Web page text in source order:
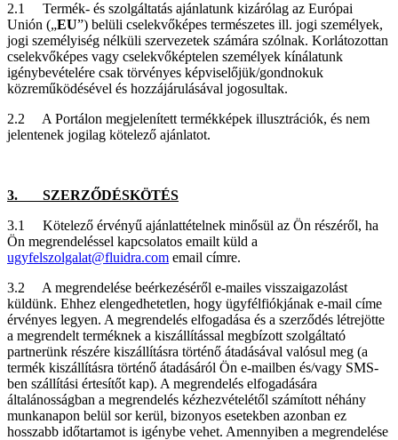
2.1 Termék- és szolgáltatás ajánlatunk kizárólag az Európai
Unión („EU”) belüli cselekvőképes természetes ill. jogi személyek,
jogi személyiség nélküli szervezetek számára szólnak. Korlátozottan
cselekvőképes vagy cselekvőképtelen személyek kínálatunk
igénybevételére csak törvényes képviselőjük/gondnokuk
közreműködésével és hozzájárulásával jogosultak.
2.2 A Portálon megjelenített termékképek illusztrációk, és nem
jelentenek jogilag kötelező ajánlatot.
3. SZERZŐDÉSKÖTÉS
3.1 Kötelező érvényű ajánlattételnek minősül az Ön részéről, ha
Ön megrendeléssel kapcsolatos emailt küld a
ugyfelszolgalat@fluidra.com email címre.
3.2 A megrendelése beérkezéséről e-mailes visszaigazolást
küldünk. Ehhez elengedhetetlen, hogy ügyfélfiókjának e-mail címe
érvényes legyen. A megrendelés elfogadása és a szerződés létrejötte
a megrendelt terméknek a kiszállítással megbízott szolgáltató
partnerünk részére kiszállításra történő átadásával valósul meg (a
termék kiszállításra történő átadásáról Ön e-mailben és/vagy SMS-
ben szállítási értesítőt kap). A megrendelés elfogadására
általánosságban a megrendelés kézhezvételétől számított néhány
munkanapon belül sor kerül, bizonyos esetekben azonban ez
hosszabb időtartamot is igénybe vehet. Amennyiben a megrendelése